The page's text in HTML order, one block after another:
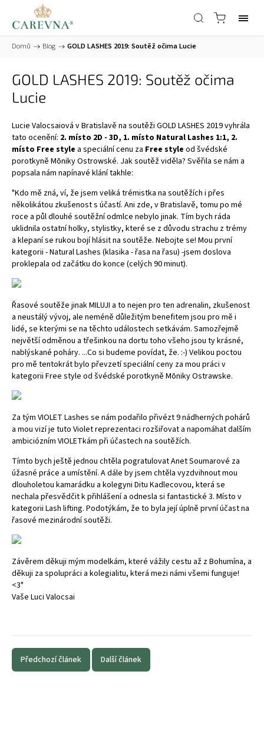
Domů / Blog / GOLD LASHES 2019: Soutěž očima Lucie
GOLD LASHES 2019: Soutěž očima
Lucie
Lucie Valocsaiová v Bratislavě na soutěži GOLD LASHES 2019 vyhrála
tato ocenění: 2. místo 2D - 3D, 1. místo Natural Lashes 1:1, 2.
místo Free style a speciální cenu za Free style od švédské
porotkyně Mōniky Ostrowské. Jak soutěž viděla? Svěřila se nám a
popsala nám napínavé klání takhle:
"Kdo mě zná, ví, že jsem veliká trémistka na soutěžích i přes
několikátou zkušenost s účastí. Ani zde, v Bratislavě, tomu po mé
roce a půl dlouhé soutěžní odmlce nebylo jinak. Tím bych ráda
uklidnila ostatní holky, stylistky, které se z důvodu strachu z trémy
a klepaní se rukou bojí hlásit na soutěže. Nebojte se! Mou první
kategorii - Natural Lashes (klasika - řasa na řasu) -jsem doslova
proklepala od začátku do konce (celých 90 minut).
Řasové soutěže jinak MILUJI a to nejen pro ten adrenalin, zkušenost
a neustálý vývoj, ale neméně důležitým benefitem jsou pro mě i
lidé, se kterými se na těchto událostech setkávám. Samozřejmě
největší odměnou a třešinkou na dortu toho všeho jsou ty krásné,
nablýskané poháry. ...Co si budeme povídat, že. :-) Velikou poctou
pro mě tentokrát bylo převzetí speciální ceny za mou práci v
kategorii Free style od švédské porotkyně Mōniky Ostrawske.
Za tým VIOLET Lashes se nám podařilo přivézt 9 nádherných pohárů
a mou vizí je tuto Violet reprezentaci rozšiřovat a napomáhat dalším
ambiciózním VIOLETkám při účastech na soutěžích.
Tímto bych ještě jednou chtěla pogratulovatAnet Soumarové za
úžasné práce a umístění. A dále by jsem chtěla vyzdvihnout mou
dlouholetou kamarádku a kolegyni Ditu Kadlecovou, která se
nechala přesvědčit k přihlášení a odnesla si fantastické 3. Místo v
kategorii Lash lifting. Podotýkám, že to byla její úplně první účast na
řasové mezinárodní soutěži.
Závěrem děkuji mým modelkám, které vážily cestu až z Bohumína, a
děkuji za spolupráci a kolegialitu, která mezi námi všemi funguje!
<3"
Vaše Luci Valocsai
Předchozí článek Další článek